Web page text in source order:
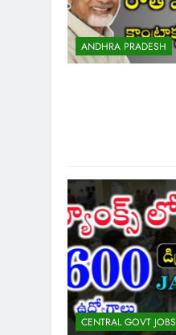
ANDHRA PRADESH
CENTRAL GOVT JOBS